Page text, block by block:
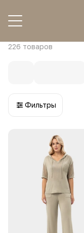
Костюмы и
226 товаров
Фильтры